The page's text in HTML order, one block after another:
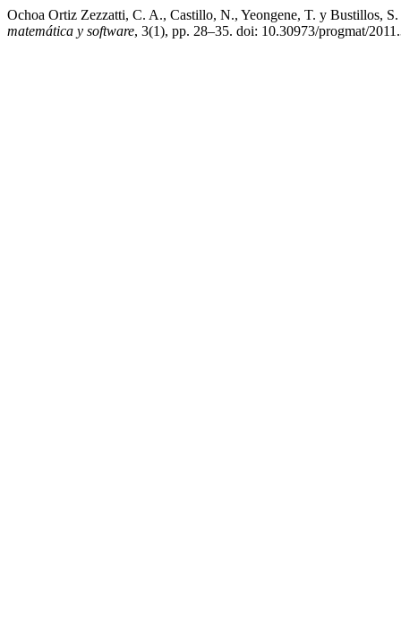
Ochoa Ortiz Zezzatti, C. A., Castillo, N., Yeongene, T. y Bustillos,
matemática y software, 3(1), pp. 28–35. doi: 10.30973/progmat/